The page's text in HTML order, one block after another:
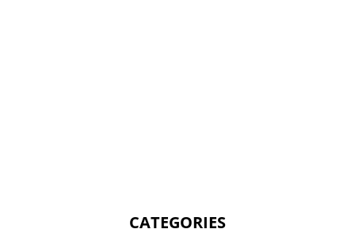
CATEGORIES